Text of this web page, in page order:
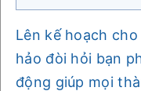
Lên kế hoạch
hảo đòi hỏi bạn
động giúp mọi